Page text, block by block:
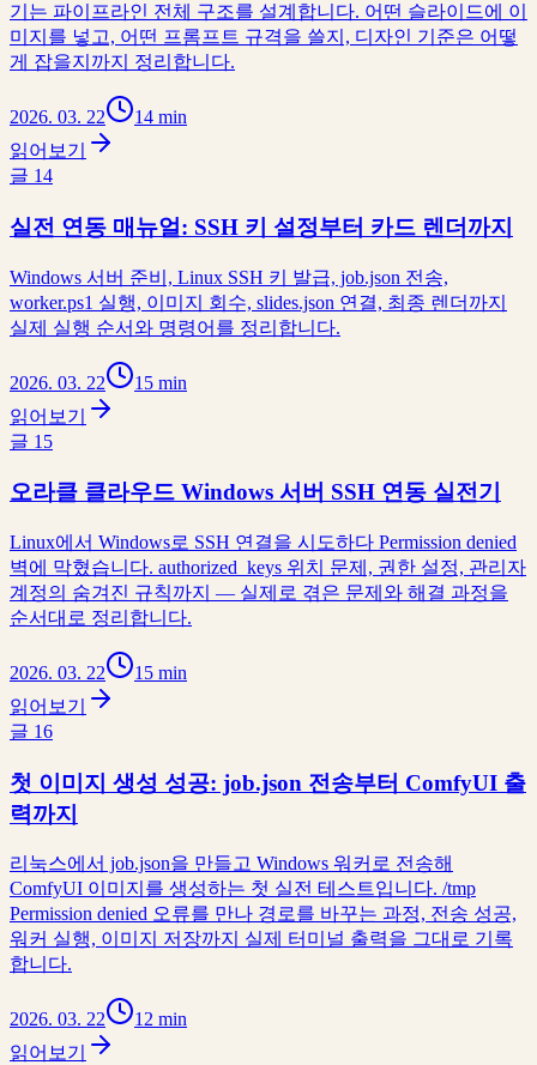
기는 파이프라인 전체 구조를 설계합니다. 어떤 슬라이드에 이
미지를 넣고, 어떤 프롬프트 규격을 쓸지, 디자인 기준은 어떻
게 잡을지까지 정리합니다.
2026. 03. 22
14 min
읽어보기
글 14
실전 연동 매뉴얼: SSH 키 설정부터 카드 렌더까지
Windows 서버 준비, Linux SSH 키 발급, job.json 전송,
worker.ps1 실행, 이미지 회수, slides.json 연결, 최종 렌더까지
실제 실행 순서와 명령어를 정리합니다.
2026. 03. 22
15 min
읽어보기
글 15
오라클 클라우드 Windows 서버 SSH 연동 실전기
Linux에서 Windows로 SSH 연결을 시도하다 Permission denied
벽에 막혔습니다. authorized_keys 위치 문제, 권한 설정, 관리자
계정의 숨겨진 규칙까지 — 실제로 겪은 문제와 해결 과정을
순서대로 정리합니다.
2026. 03. 22
15 min
읽어보기
글 16
첫 이미지 생성 성공: job.json 전송부터 ComfyUI 출
력까지
리눅스에서 job.json을 만들고 Windows 워커로 전송해
ComfyUI 이미지를 생성하는 첫 실전 테스트입니다. /tmp
Permission denied 오류를 만나 경로를 바꾸는 과정, 전송 성공,
워커 실행, 이미지 저장까지 실제 터미널 출력을 그대로 기록
합니다.
2026. 03. 22
12 min
읽어보기